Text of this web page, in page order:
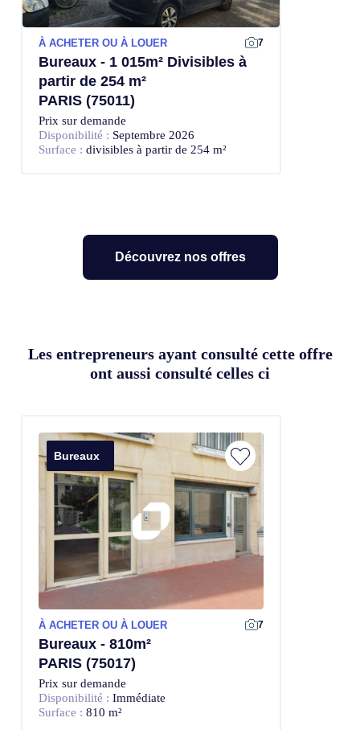
À ACHETER OU À LOUER 7
Bureaux - 1 015m² Divisibles à
partir de 254 m²
PARIS (75011)
Prix sur demande
Disponibilité : Septembre 2026
Surface : divisibles à partir de 254 m²
Découvrez nos offres
Les entrepreneurs ayant consulté cette offre
ont aussi consulté celles ci
Bureaux
À ACHETER OU À LOUER 7
Bureaux - 810m²
PARIS (75017)
Prix sur demande
Disponibilité : Immédiate
Surface : 810 m²